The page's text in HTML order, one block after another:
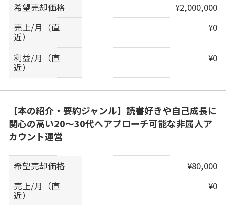
希望売却価格
¥2,000,000
売上/月（直
近）
¥0
利益/月（直
近）
¥0
【本の紹介・要約ジャンル】読書好きや自己成長に
関心の高い20〜30代へアプローチ可能な非属人ア
カウント運営
希望売却価格
¥80,000
売上/月（直
近）
¥0